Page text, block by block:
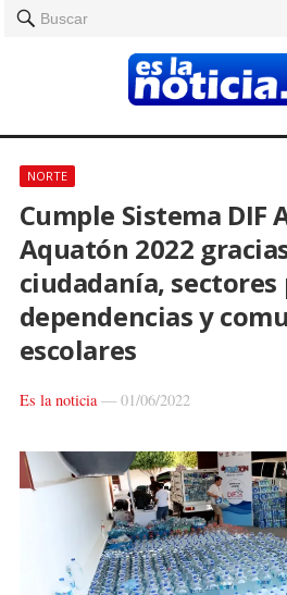
Buscar
NORTE
Cumple Sistema DIF
Aquatón 2022
ciudadanía,
dependencias y
escolares
Es la noticia— 01/06/2022